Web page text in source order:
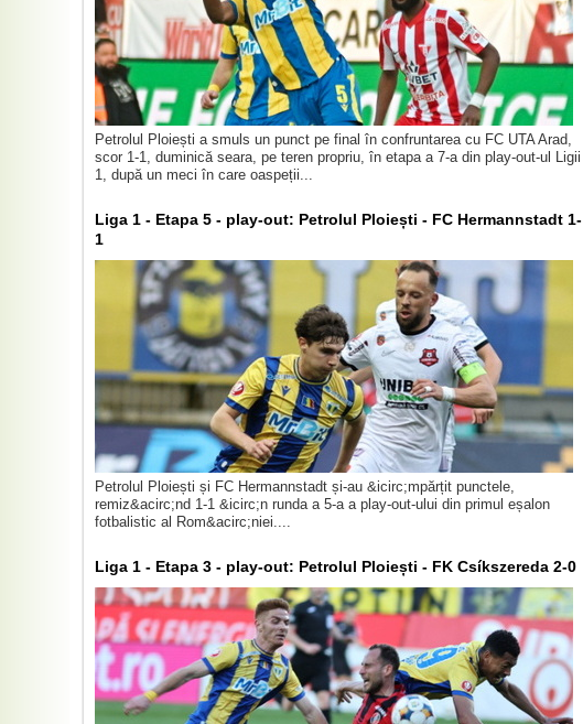
Petrolul Ploiești a smuls un punct pe final în confruntarea cu FC UTA Arad,
scor 1-1, duminică seara, pe teren propriu, în etapa a 7-a din play-out-ul Ligii
1, după un meci în care oaspeții...
Liga 1 - Etapa 5 - play-out: Petrolul Ploiești - FC Hermannstadt 1-
1
Petrolul Ploiești și FC Hermannstadt și-au &icirc;mpărțit punctele,
remiz&acirc;nd 1-1 &icirc;n runda a 5-a a play-out-ului din primul eșalon
fotbalistic al Rom&acirc;niei....
Liga 1 - Etapa 3 - play-out: Petrolul Ploiești - FK Csíkszereda 2-0